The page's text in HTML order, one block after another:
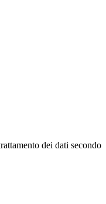
dei dati secondo